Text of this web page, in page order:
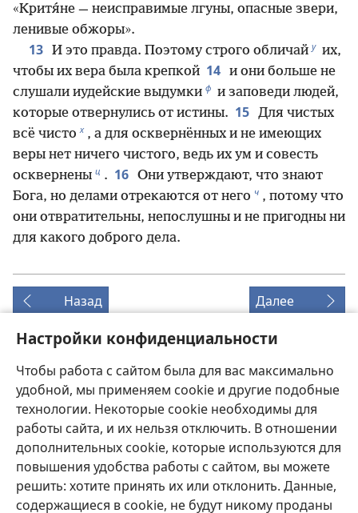
Настройки конфиденциальности
Чтобы работа с сайтом была для вас максимально
удобной, мы применяем cookie и другие подобные
технологии. Некоторые cookie необходимы для
работы сайта, и их нельзя отключить. В отношении
дополнительных cookie, которые используются для
повышения удобства работы с сайтом, вы можете
решить: хотите принять их или отклонить. Данные,
содержащиеся в cookie, не будут никому проданы
«Критя́не — неисправимые лгуны, опасные звери,
ленивые обжоры».
13 И это правда. Поэтому строго обличай у их,
чтобы их вера была крепкой 14 и они больше не
слушали иудейские выдумки ф и заповеди людей,
которые отвернулись от истины. 15 Для чистых
всё чисто х , а для осквернённых и не имеющих
веры нет ничего чистого, ведь их ум и совесть
осквернены ц . 16 Они утверждают, что знают
Бога, но делами отрекаются от него ч , потому что
они отвратительны, непослушны и не пригодны ни
для какого доброго дела.
Назад Далее
Копирайты этой публикации
Copyright©2026Watch Tower Bible and Tract Society of
Pennsylvania.
УСЛОВИЯ ИСПОЛЬЗОВАНИЯ|ПОЛИТИКА
КОНФИДЕНЦИАЛЬНОСТИ|НАСТРОЙКИ
КОНФИДЕНЦИАЛЬНОСТИ